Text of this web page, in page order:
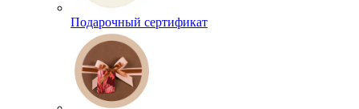
Подарочный сертификат